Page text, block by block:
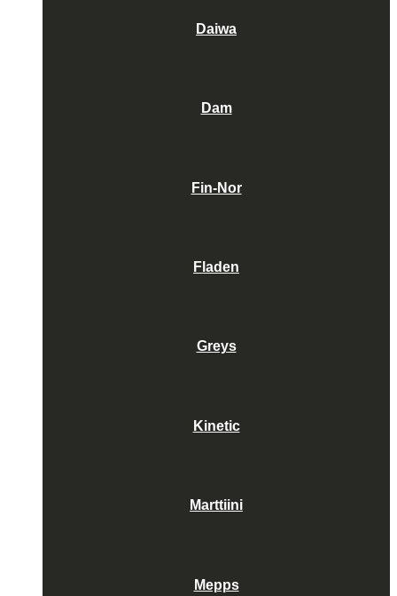
Daiwa
Dam
Fin-Nor
Fladen
Greys
Kinetic
Marttiini
Mepps